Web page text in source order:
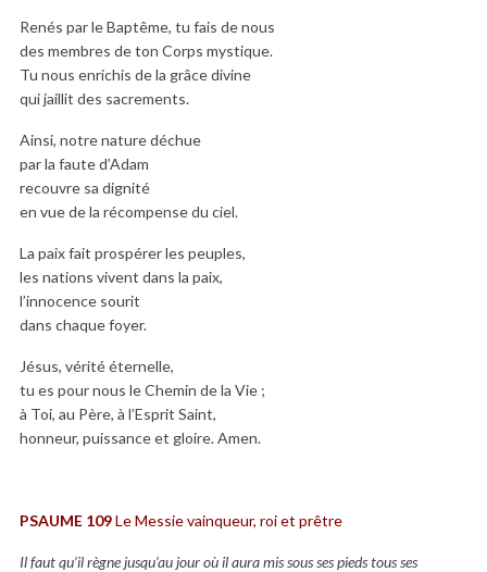
Renés par le Baptême, tu fais de nous
des membres de ton Corps mystique.
Tu nous enrichis de la grâce divine
qui jaillit des sacrements.
Ainsi, notre nature déchue
par la faute d’Adam
recouvre sa dignité
en vue de la récompense du ciel.
La paix fait prospérer les peuples,
les nations vivent dans la paix,
l’innocence sourit
dans chaque foyer.
Jésus, vérité éternelle,
tu es pour nous le Chemin de la Vie ;
à Toi, au Père, à l’Esprit Saint,
honneur, puissance et gloire. Amen.
PSAUME 109Le Messie vainqueur, roi et prêtre
Il faut qu’il règne jusqu’au jour où il aura mis sous ses pieds tous ses